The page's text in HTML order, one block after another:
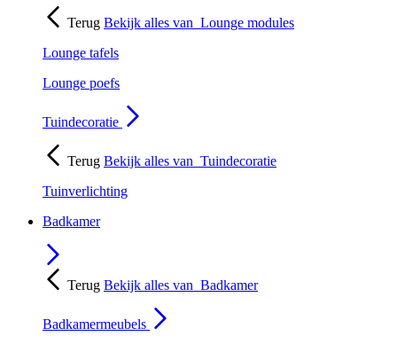
Terug Bekijk alles van Lounge modules
Lounge tafels
Lounge poefs
Tuindecoratie
Terug Bekijk alles van Tuindecoratie
Tuinverlichting
Badkamer
Terug Bekijk alles van Badkamer
Badkamermeubels